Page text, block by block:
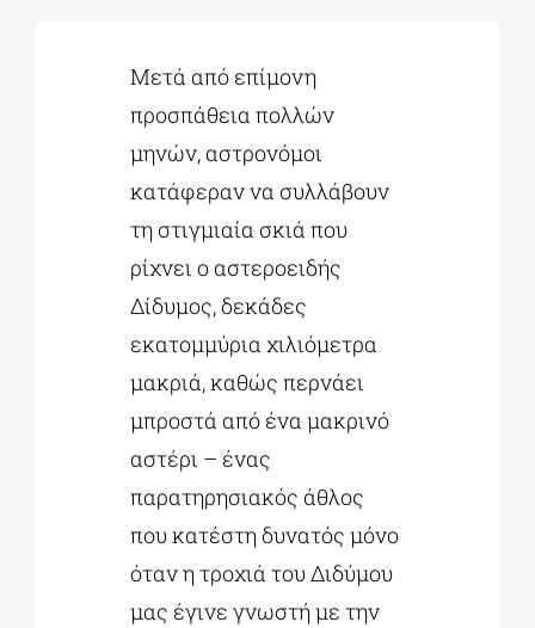
ΕΚΠΑΙΔΕΥΤΙΚΑ ΙΔΡΥΜΑΤΑ
ΠΟΛΙΤΙΣΤΙΚΟΙ ΦΟΡΕΙΣ
Μετά από επίμονη
προσπάθεια πολλών
μηνών, αστρονόμοι
κατάφεραν να συλλάβουν
τη στιγμιαία σκιά που
ρίχνει ο αστεροειδής
Δίδυμος, δεκάδες
εκατομμύρια χιλιόμετρα
μακριά, καθώς περνάει
μπροστά από ένα μακρινό
αστέρι – ένας
παρατηρησιακός άθλος
που κατέστη δυνατός μόνο
όταν η τροχιά του Διδύμου
μας έγινε γνωστή με την